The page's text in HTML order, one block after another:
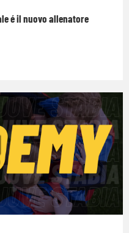
é il nuovo allenatore